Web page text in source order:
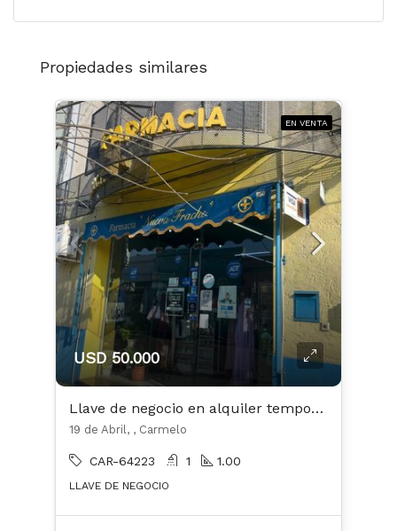
Propiedades similares
EN VENTA
USD 50.000
Llave de negocio en alquiler temporario ubicado en Carmelo
19 de Abril, , Carmelo
CAR-64223 1 1.00
LLAVE DE NEGOCIO